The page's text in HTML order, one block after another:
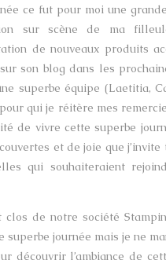
ce fut pour moi une
sur scène de ma
de nouveaux produits
son blog dans les
superbe équipe (Laetitia,
qui je réitère mes
de vivre cette superbe
et de joie que
qui souhaiteraient
de notre société
superbe journée mais je ne
découvrir l’ambiance de